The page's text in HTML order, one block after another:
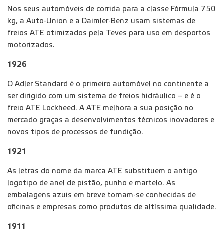
Nos seus automóveis de corrida para a classe Fórmula 750
kg, a Auto-Union e a Daimler-Benz usam sistemas de
freios ATE otimizados pela Teves para uso em desportos
motorizados.
1926
O Adler Standard é o primeiro automóvel no continente a
ser dirigido com um sistema de freios hidráulico – e é o
freio ATE Lockheed. A ATE melhora a sua posição no
mercado graças a desenvolvimentos técnicos inovadores e
novos tipos de processos de fundição.
1921
As letras do nome da marca ATE substituem o antigo
logotipo de anel de pistão, punho e martelo. As
embalagens azuis em breve tornam-se conhecidas de
oficinas e empresas como produtos de altíssima qualidade.
1911